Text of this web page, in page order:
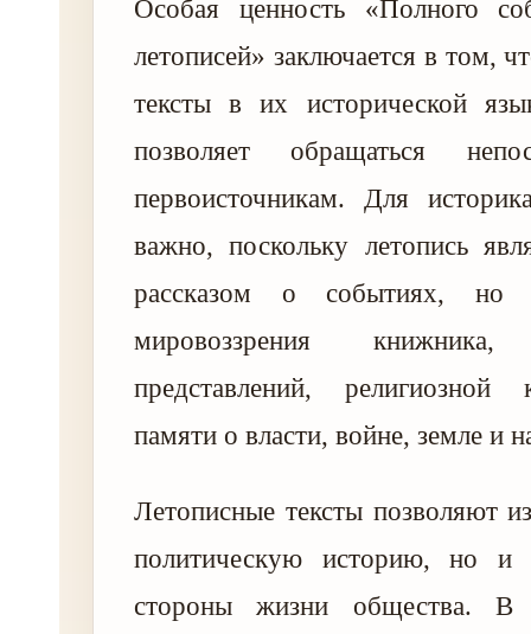
Особая ценность «Полного
летописей» заключается в том,
тексты в их исторической
позволяет обращаться
первоисточникам. Для
важно, поскольку летопись
рассказом о событиях, но
мировоззрения книжника,
представлений,
памяти о власти, войне, земле и
Летописные тексты позволяют
политическую историю, но и
стороны жизни общества. В